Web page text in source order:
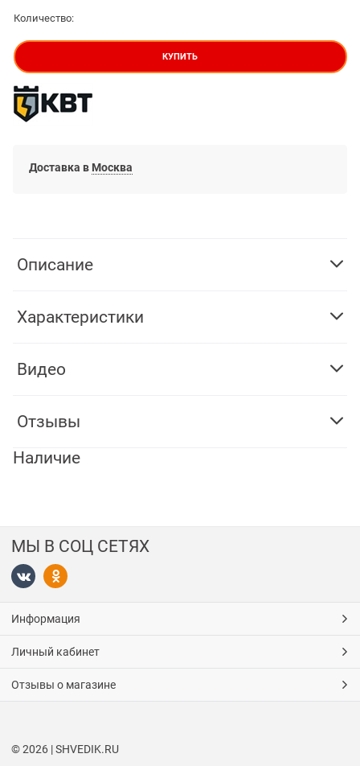
Количество:
КУПИТЬ
Доставка в Москва
Описание
Характеристики
Видео
Отзывы
Наличие
МЫ В СОЦ СЕТЯХ
Информация
Личный кабинет
Отзывы о магазине
© 2026 | SHVEDIK.RU